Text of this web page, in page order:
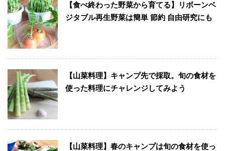
【食べ終わった野菜から育てる】リボーンベ
ジタブル再生野菜は簡単 節約 自由研究にも
【山菜料理】キャンプ先で採取。旬の食材を
使った料理にチャレンジしてみよう
【山菜料理】春のキャンプは旬の食材を使っ